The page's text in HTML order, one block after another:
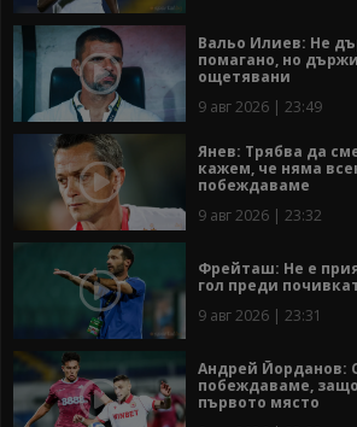
Вальо Илиев: Не
помагано, но
ощетявани
9 авг 2026 | 23:49
Янев: Трябва да
кажем, че няма
побеждаваме
9 авг 2026 | 23:32
Фрейташ: Не е
гол преди
9 авг 2026 | 23:31
Андрей Йорданов:
побеждаваме,
първото място